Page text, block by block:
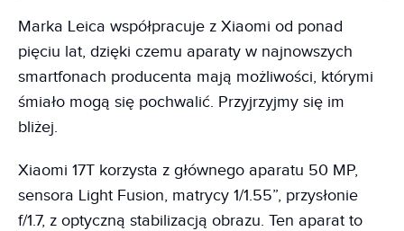
Marka Leica współpracuje z Xiaomi od ponad
pięciu lat, dzięki czemu aparaty w najnowszych
smartfonach producenta mają możliwości, którymi
śmiało mogą się pochwalić. Przyjrzyjmy się im
bliżej.
Xiaomi 17T korzysta z głównego aparatu 50 MP,
sensora Light Fusion, matrycy 1/1.55”, przysłonie
f/1.7, z optyczną stabilizacją obrazu. Ten aparat to